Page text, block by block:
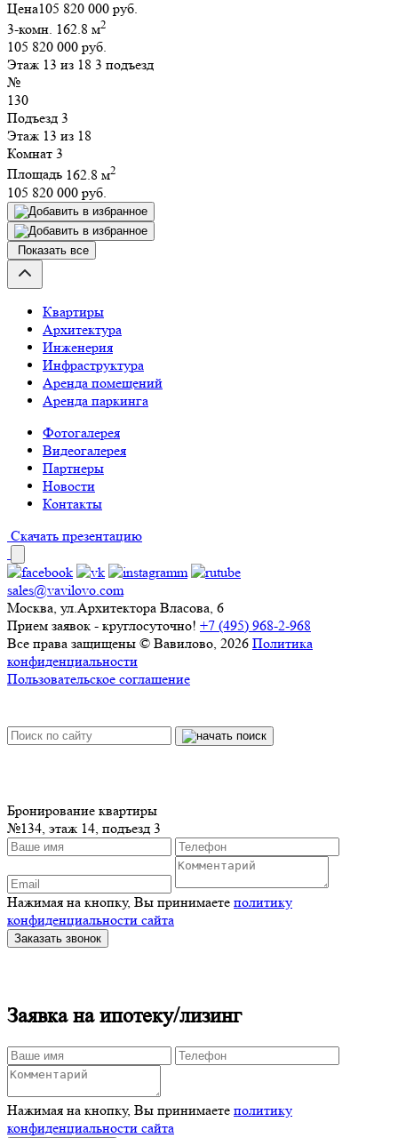
Цена105 820 000 руб.
3-комн. 162.8 м2
105 820 000 руб.
Этаж 13 из 18 3 подъезд
№
130
Подъезд 3
Этаж 13 из 18
Комнат 3
Площадь 162.8 м2
105 820 000 руб.
Показать все
Квартиры
Архитектура
Инженерия
Инфраструктура
Аренда помещений
Аренда паркинга
Фотогалерея
Видеогалерея
Партнеры
Новости
Контакты
Скачать презентацию
sales@vavilovo.com
Москва, ул.Архитектора Власова, 6
Прием заявок - круглосуточно! +7 (495) 968-2-968
Все права защищены © Вавилово, 2026 Политика
конфиденциальности
Пользовательское соглашение
Бронирование квартиры
№134, этаж 14, подъезд 3
Нажимая на кнопку, Вы принимаете политику
конфиденциальности сайта
Заказать звонок
Заявка на ипотеку/лизинг
Нажимая на кнопку, Вы принимаете политику
конфиденциальности сайта